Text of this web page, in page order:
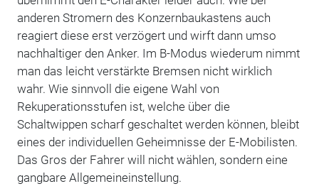
anderen Stromern des Konzernbaukastens auch
reagiert diese erst verzögert und wirft dann umso
nachhaltiger den Anker. Im B-Modus wiederum nimmt
man das leicht verstärkte Bremsen nicht wirklich
wahr. Wie sinnvoll die eigene Wahl von
Rekuperationsstufen ist, welche über die
Schaltwippen scharf geschaltet werden können, bleibt
eines der individuellen Geheimnisse der E-Mobilisten.
Das Gros der Fahrer will nicht wählen, sondern eine
gangbare Allgemeineinstellung.